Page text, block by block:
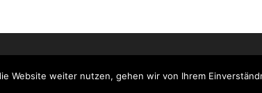
Website weiter nutzen, gehen wir von Ihrem